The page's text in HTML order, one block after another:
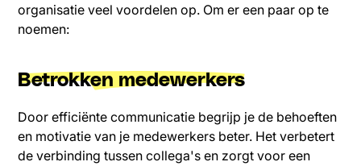
organisatie veel voordelen op. Om er een paar op te
noemen:
Betrokken medewerkers
Door efficiënte communicatie begrijp je de behoeften
en motivatie van je medewerkers beter. Het verbetert
de verbinding tussen collega's en zorgt voor een